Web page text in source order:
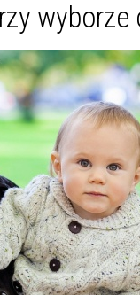
wyborze